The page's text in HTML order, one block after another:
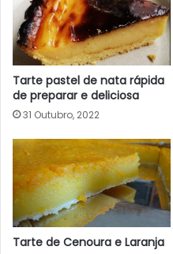
Tarte pastel de nata rápida
de preparar e deliciosa
31 Outubro, 2022
Tarte de Cenoura e Laranja